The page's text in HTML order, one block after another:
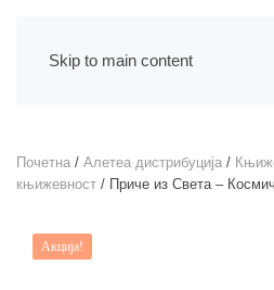
Skip to main content
Почетна / Алетеа дистрибуција /
књижевност / Приче из Света –
Акција!